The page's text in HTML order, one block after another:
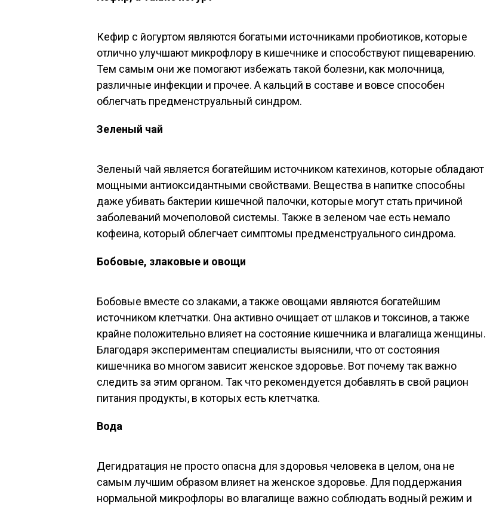
Кефир с йогуртом являются богатыми источниками пробиотиков, которые
отлично улучшают микрофлору в кишечнике и способствуют пищеварению.
Тем самым они же помогают избежать такой болезни, как молочница,
различные инфекции и прочее. А кальций в составе и вовсе способен
облегчать предменструальный синдром.
Зеленый чай
Зеленый чай является богатейшим источником катехинов, которые обладают
мощными антиоксидантными свойствами. Вещества в напитке способны
даже убивать бактерии кишечной палочки, которые могут стать причиной
заболеваний мочеполовой системы. Также в зеленом чае есть немало
кофеина, который облегчает симптомы предменструального синдрома.
Бобовые, злаковые и овощи
Бобовые вместе со злаками, а также овощами являются богатейшим
источником клетчатки. Она активно очищает от шлаков и токсинов, а также
крайне положительно влияет на состояние кишечника и влагалища женщины.
Благодаря экспериментам специалисты выяснили, что от состояния
кишечника во многом зависит женское здоровье. Вот почему так важно
следить за этим органом. Так что рекомендуется добавлять в свой рацион
питания продукты, в которых есть клетчатка.
Вода
Дегидратация не просто опасна для здоровья человека в целом, она не
самым лучшим образом влияет на женское здоровье. Для поддержания
нормальной микрофлоры во влагалище важно соблюдать водный режим и